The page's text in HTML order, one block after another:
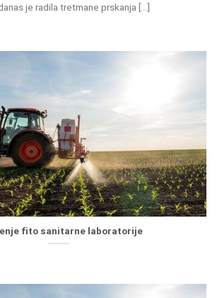
je radila tretmane prskanja [...]
fito sanitarne laboratorije